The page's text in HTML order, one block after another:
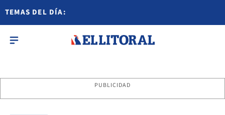
TEMAS DEL DÍA:
PUBLICIDAD